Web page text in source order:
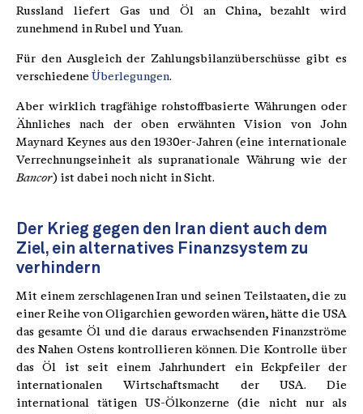
Russland liefert Gas und Öl an China, bezahlt wird
zunehmend in Rubel und Yuan.
Für den Ausgleich der Zahlungsbilanzüberschüsse gibt es
verschiedene Überlegungen.
Aber wirklich tragfähige rohstoffbasierte Währungen oder
Ähnliches nach der oben erwähnten Vision von John
Maynard Keynes aus den 1930er-Jahren (eine internationale
Verrechnungseinheit als supranationale Währung wie der
Bancor) ist dabei noch nicht in Sicht.
Der Krieg gegen den Iran dient auch dem
Ziel, ein alternatives Finanzsystem zu
verhindern
Mit einem zerschlagenen Iran und seinen Teilstaaten, die zu
einer Reihe von Oligarchien geworden wären, hätte die USA
das gesamte Öl und die daraus erwachsenden Finanzströme
des Nahen Ostens kontrollieren können. Die Kontrolle über
das Öl ist seit einem Jahrhundert ein Eckpfeiler der
internationalen Wirtschaftsmacht der USA. Die
international tätigen US-Ölkonzerne (die nicht nur als